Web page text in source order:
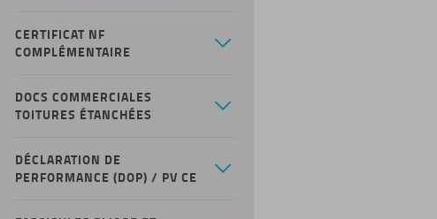
CERTIFICAT NF
COMPLÉMENTAIRE
DOCS COMMERCIALES
TOITURES ÉTANCHÉES
DÉCLARATION DE
PERFORMANCE (DOP) / PV CE